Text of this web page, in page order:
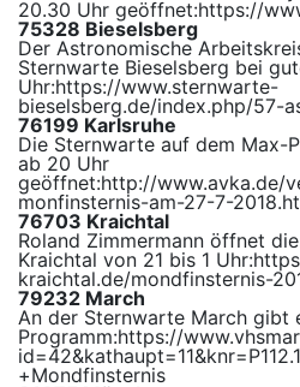
20.30 Uhr geöffnet:https://
75328 Bieselsberg
Der Astronomische
Sternwarte Bieselsberg bei
Uhr:https://www.sternwarte-
bieselsberg.de/index.php/57-
76199 Karlsruhe
Die Sternwarte auf dem Max-
ab 20 Uhr
geöffnet:http://www.avka.de/
monfinsternis-am-27-7-
76703 Kraichtal
Roland Zimmermann öffnet
Kraichtal von 21 bis 1 Uhr:
kraichtal.de/mondfinsternis-
79232 March
An der Sternwarte March gibt
Programm:https://
+Mondfinsternis